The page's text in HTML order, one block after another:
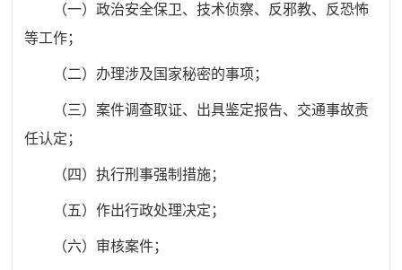
（一）政治安全保卫、技术侦察、反邪教、反恐怖
等工作；
（二）办理涉及国家秘密的事项；
（三）案件调查取证、出具鉴定报告、交通事故责
任认定；
（四）执行刑事强制措施；
（五）作出行政处理决定；
（六）审核案件；